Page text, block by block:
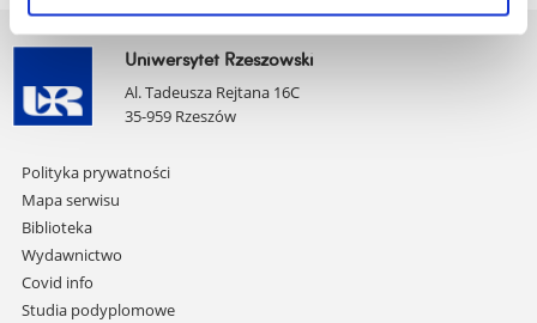
Uniwersytet Rzeszowski
Al. Tadeusza Rejtana 16C
35-959 Rzeszów
Pomiń
nawigację
i
przejdź
do
treści
Polityka prywatności
Mapa serwisu
Biblioteka
Wydawnictwo
Covid info
Studia podyplomowe